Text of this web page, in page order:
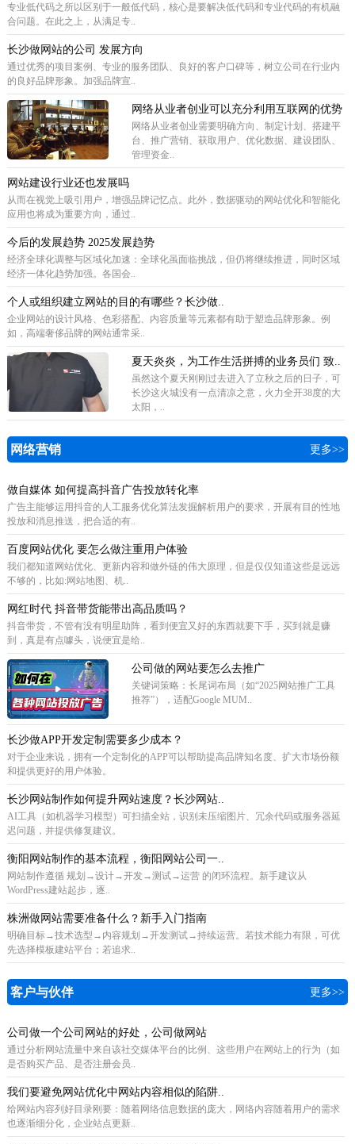
专业低代码之所以区别于一般低代码，核心是要解决低代码和专业代码的有机融
合问题。在此之上，从满足专..
长沙做网站的公司 发展方向
通过优秀的项目案例、专业的服务团队、良好的客户口碑等，树立公司在行业内
的良好品牌形象。加强品牌宣..
网络从业者创业可以充分利用互联网的优势
网络从业者创业需要明确方向、制定计划、搭建平
台、推广营销、获取用户、优化数据、建设团队、
管理资金..
网站建设行业还也发展吗
从而在视觉上吸引用户，增强品牌记忆点。此外，数据驱动的网站优化和智能化
应用也将成为重要方向，通过..
今后的发展趋势 2025发展趋势
经济全球化调整与区域化加速：全球化虽面临挑战，但仍将继续推进，同时区域
经济一体化趋势加强。各国会..
个人或组织建立网站的目的有哪些？长沙做..
企业网站的设计风格、色彩搭配、内容质量等元素都有助于塑造品牌形象。例
如，高端奢侈品牌的网站通常采..
夏天炎炎，为工作生活拼搏的业务员们 致..
虽然这个夏天刚刚过去进入了立秋之后的日子，可
长沙这火城没有一点清凉之意，火力全开38度的大
太阳，..
网络营销 更多>>
做自媒体 如何提高抖音广告投放转化率
广告主能够运用抖音的人工服务优化算法发掘解析用户的要求，开展有目的性地
投放和消息推送，把合适的有..
百度网站优化 要怎么做注重用户体验
我们都知道网站优化、更新内容和做外链的伟大原理，但是仅仅知道这些是远远
不够的，比如:网站地图、机..
网红时代 抖音带货能带出高品质吗？
抖音带货，不管有没有明星助阵，看到便宜又好的东西就要下手，买到就是赚
到，真是有点噱头，说便宜是给..
公司做的网站要怎么去推广
关键词策略‌：长尾词布局（如“2025网站推广工具
推荐”），适配Google MUM..
长沙做APP开发定制需要多少成本？
对于企业来说，拥有一个定制化的APP可以帮助提高品牌知名度、扩大市场份额
和提供更好的用户体验。
长沙网站制作如何提升网站速度？长沙网站..
AI工具（如机器学习模型）可扫描全站，识别未压缩图片、冗余代码或服务器延
迟问题，并提供修复建议。
衡阳网站制作的基本流程，衡阳网站公司一..
网站制作遵循 规划→设计→开发→测试→运营 的闭环流程。新手建议从
WordPress建站起步，逐..
株洲做网站需要准备什么？新手入门指南
明确目标→技术选型→内容规划→开发测试→持续运营。若技术能力有限，可优
先选择模板建站平台；若追求..
客户与伙伴 更多>>
公司做一个公司网站的好处，公司做网站
通过分析网站流量中来自该社交媒体平台的比例、这些用户在网站上的行为（如
是否购买产品、是否注册会员..
我们要避免网站优化中网站内容相似的陷阱..
给网站内容列好目录刚要：随着网络信息数据的庞大，网络内容随着用户的需求
也逐渐细分化，企业站点更新..